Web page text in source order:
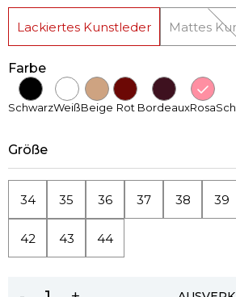
Lackiertes Kunstleder Mattes
Farbe
SchwarzWeißBeige Rot BordeauxRosa
Größe
34 35 36 37 38 39
42 43 44